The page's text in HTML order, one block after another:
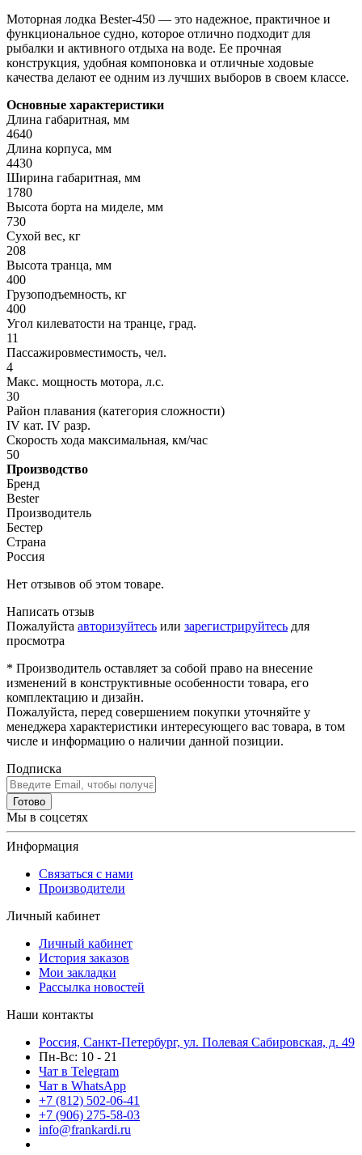
Моторная лодка Bester-450 — это надежное, практичное и
функциональное судно, которое отлично подходит для
рыбалки и активного отдыха на воде. Ее прочная
конструкция, удобная компоновка и отличные ходовые
качества делают ее одним из лучших выборов в своем классе.
Основные характеристики
Длина габаритная, мм
4640
Длина корпуса, мм
4430
Ширина габаритная, мм
1780
Высота борта на миделе, мм
730
Сухой вес, кг
208
Высота транца, мм
400
Грузоподъемность, кг
400
Угол килеватости на транце, град.
11
Пассажировместимость, чел.
4
Макс. мощность мотора, л.с.
30
Район плавания (категория сложности)
IV кат. IV разр.
Скорость хода максимальная, км/час
50
Производство
Бренд
Bester
Производитель
Бестер
Страна
Россия
Нет отзывов об этом товаре.
Написать отзыв
Пожалуйста авторизуйтесь или зарегистрируйтесь для
просмотра
* Производитель оставляет за собой право на внесение
изменений в конструктивные особенности товара, его
комплектацию и дизайн.
Пожалуйста, перед совершением покупки уточняйте у
менеджера характеристики интересующего вас товара, в том
числе и информацию о наличии данной позиции.
Подписка
Готово
Мы в соцсетях
Информация
Связаться с нами
Производители
Личный кабинет
Личный кабинет
История заказов
Мои закладки
Рассылка новостей
Наши контакты
Россия, Санкт-Петербург, ул. Полевая Сабировская, д. 49
Пн-Вс: 10 - 21
Чат в Telegram
Чат в WhatsApp
+7 (812) 502-06-41
+7 (906) 275-58-03
info@frankardi.ru